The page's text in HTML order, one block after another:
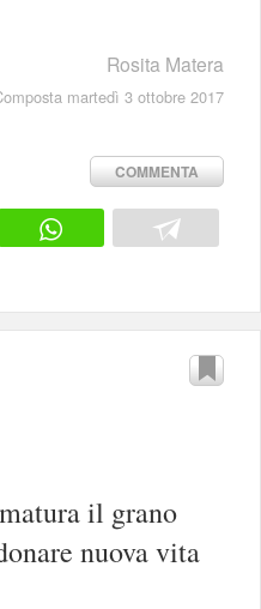
Rosita Matera
martedì 3 ottobre 2017
COMMENTA
il grano
nuova vita